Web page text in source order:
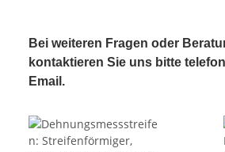
Bei weiteren Fragen oder
kontaktieren Sie uns bitte
Email.